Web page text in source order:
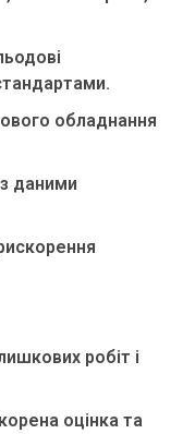
обладнання
з даними
робіт і
оцінка та